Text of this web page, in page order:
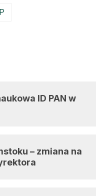
ID PAN w
– zmiana na